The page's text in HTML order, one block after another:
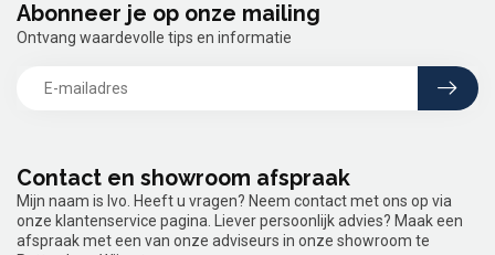
Contact en showroom afspraak
Mijn naam is Ivo. Heeft u vragen? Neem contact met ons op via
onze klantenservice pagina. Liever persoonlijk advies? Maak een
afspraak met een van onze adviseurs in onze showroom te
Abonneer je op onze mailing
Ontvang waardevolle tips en informatie